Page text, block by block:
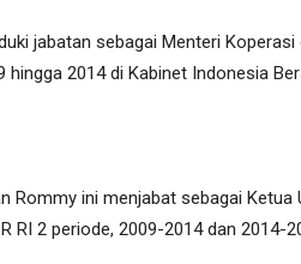
jabatan sebagai Menteri
hingga 2014 di Kabinet Indonesia
Rommy ini menjabat sebagai Ketua
RI 2 periode, 2009-2014 dan 2014-